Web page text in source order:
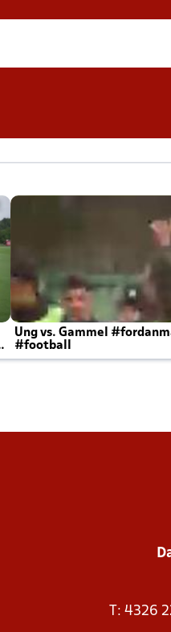
Ung vs. Gammel
#football
T: 4326